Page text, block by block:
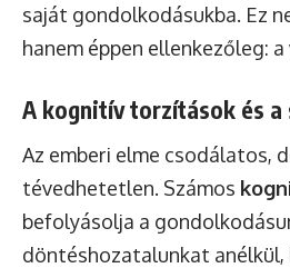
saját gondolkodásukba. Ez
hanem éppen ellenkezőleg:
A kognitív torzítások és a
Az emberi elme csodálatos,
tévedhetetlen. Számos
befolyásolja a
döntéshozatalunkat anélkül,